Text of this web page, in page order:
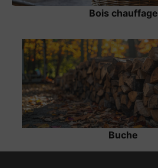
Bois chauffage
Buche